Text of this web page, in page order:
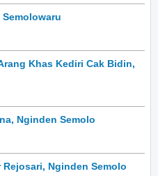
Semolowaru
Khas Kediri Cak Bidin,
Nginden Semolo
Rejosari, Nginden Semolo